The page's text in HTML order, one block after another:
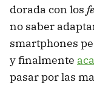
dorada con los
no saber
smartphones
y finalmente
pasar por las